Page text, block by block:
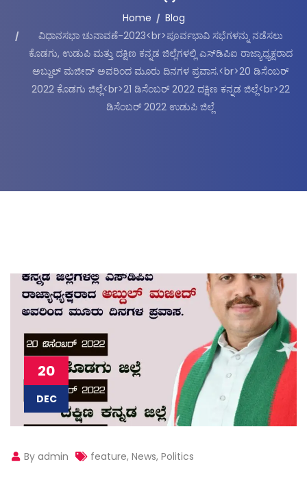
Home
Blog
ವಿಧಾನಸಭಾ ಚುನಾವಣೆ-2023<br>ಪೂರ್ವಭಾವಿ ಸಭೆಗಳನ್ನು ನಡೆಸಲು
ಕೊಡಗು, ಉಡುಪಿ ಮತ್ತು ದಕ್ಷಿಣ ಕನ್ನಡ ಜಿಲ್ಲೆಗಳಲ್ಲಿ ಎಸ್‌ಡಿಪಿಐ ರಾಜ್ಯಾಧ್ಯಕ್ಷರಾದ
ಅಬ್ದುಲ್ ಮಜೀದ್‌ ಅವರಿಂದ ಮೂರು ದಿನಗಳ ಪ್ರವಾಸ.<br>20 ಡಿಸೆಂಬರ್
2022 ಕೊಡಗು ಜಿಲ್ಲೆ<br>21 ಡಿಸೆಂಬರ್ 2022 ದಕ್ಷಿಣ ಕನ್ನಡ ಜಿಲ್ಲೆ<br>22
ಡಿಸೆಂಬರ್ 2022 ಉಡುಪಿ ಜಿಲ್ಲೆ
20
DEC
By admin feature, News, Politics